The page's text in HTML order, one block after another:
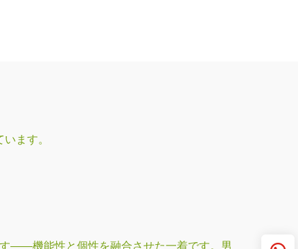
ます。
——機能性と個性を融合させた一着です。男